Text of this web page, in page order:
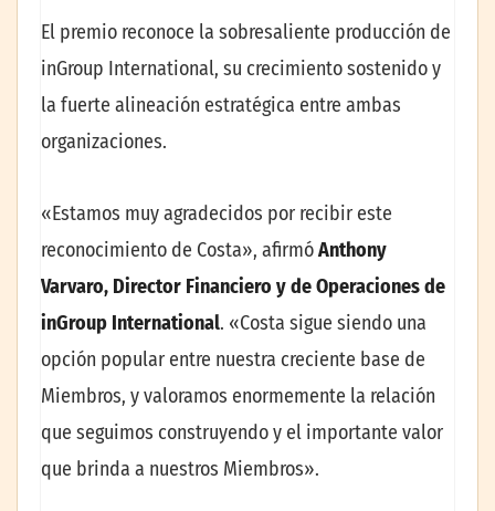
El premio reconoce la sobresaliente producción de
inGroup International, su crecimiento sostenido y
la fuerte alineación estratégica entre ambas
organizaciones.
«Estamos muy agradecidos por recibir este
reconocimiento de Costa», afirmóAnthony
Varvaro, Director Financiero y de Operaciones de
inGroup International. «Costa sigue siendo una
opción popular entre nuestra creciente base de
Miembros, y valoramos enormemente la relación
que seguimos construyendo y el importante valor
que brinda a nuestros Miembros».